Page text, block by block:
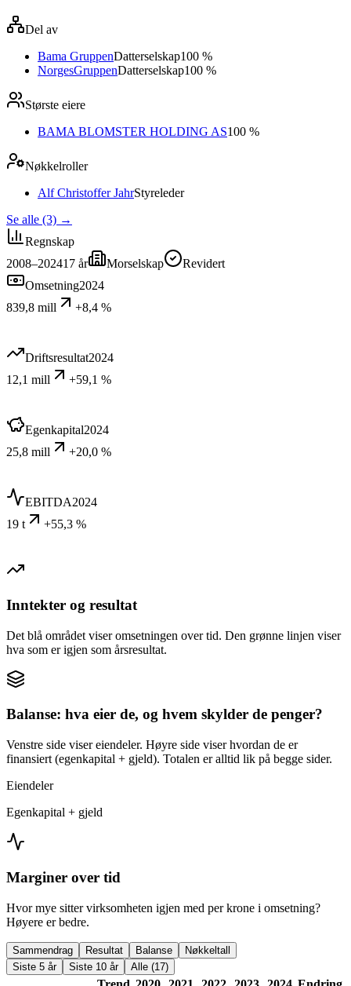
Del av
Bama GruppenDatterselskap100 %
NorgesGruppenDatterselskap100 %
Største eiere
BAMA BLOMSTER HOLDING AS100 %
Nøkkelroller
Alf Christoffer JahrStyreleder
Se alle (3) →
Regnskap
2008–202417 år Morselskap
Revidert
Omsetning2024
839,8 mill
+8,4 %
Driftsresultat2024
12,1 mill
+59,1 %
Egenkapital2024
25,8 mill
+20,0 %
EBITDA2024
19 t
+55,3 %
Inntekter og resultat
Det blå området viser omsetningen over tid. Den grønne linjen viser
hva som er igjen som årsresultat.
Balanse: hva eier de, og hvem skylder de penger?
Venstre side viser eiendeler. Høyre side viser hvordan de er
finansiert (egenkapital + gjeld). Totalen er alltid lik på begge sider.
Eiendeler
Egenkapital + gjeld
Marginer over tid
Hvor mye sitter virksomheten igjen med per krone i omsetning?
Høyere er bedre.
Sammendrag Resultat Balanse
Nøkkeltall
Siste 5 år
Siste 10 år Alle (17)